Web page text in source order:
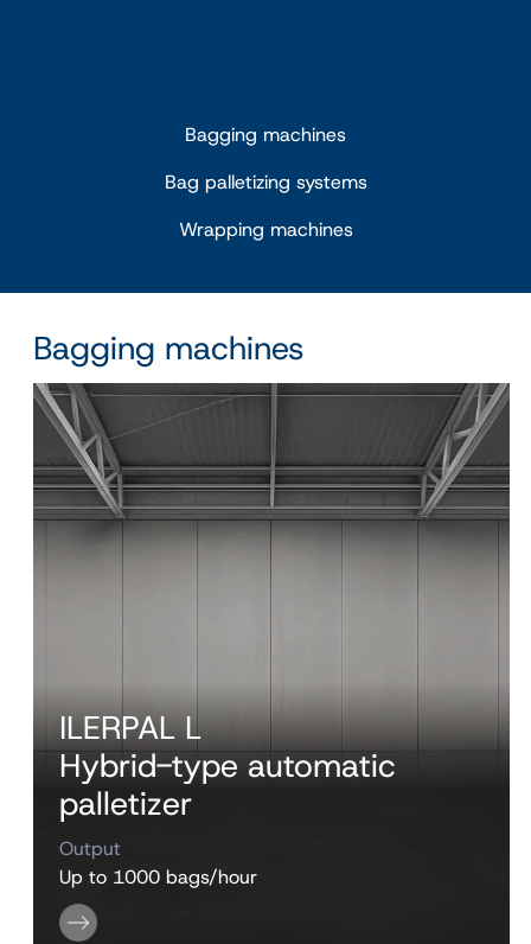
Bagging machines
Bag palletizing systems
Wrapping machines
Bagging machines
ILERPAL L
Hybrid-type automatic
palletizer
Output
Up to 1000 bags/hour